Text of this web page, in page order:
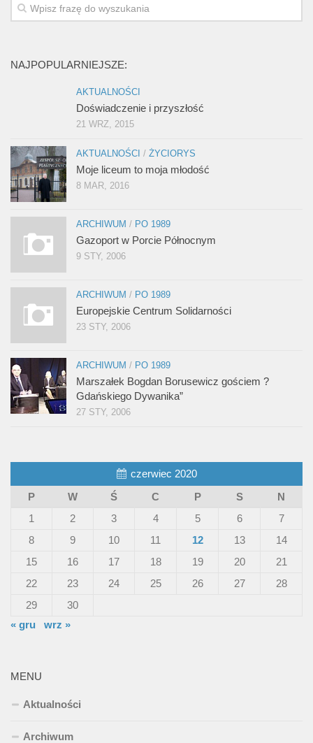
NAJPOPULARNIEJSZE:
AKTUALNOŚCI
Doświadczenie i przyszłość
21 WRZ, 2015
AKTUALNOŚCI / ŻYCIORYS
Moje liceum to moja młodość
8 MAR, 2016
ARCHIWUM / PO 1989
Gazoport w Porcie Północnym
9 STY, 2006
ARCHIWUM / PO 1989
Europejskie Centrum Solidarności
23 STY, 2006
ARCHIWUM / PO 1989
Marszałek Bogdan Borusewicz gościem ?
Gdańskiego Dywanika”
27 STY, 2006
czerwiec 2020
P
W Ś C P S
N
1
2 3 4 5 6
7
8
9 10 11 12 13
14
15
16 17 18 19 20
21
22
23 24 25 26 27
28
29
30
« gru
wrz »
MENU
Aktualności
Archiwum